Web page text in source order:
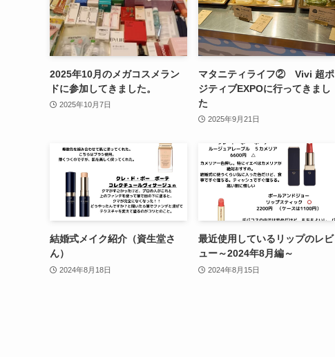
2025年10月のメガコスメラン
ドに参加してきました。
2025年10月7日
マタニティライフ② Vivi 超ポ
ジティブEXPOに行ってきまし
た
2025年9月21日
結婚式メイク紹介（資生堂さ
ん）
2024年8月18日
最近使用しているリップのレビ
ュー～2024年8月編～
2024年8月15日